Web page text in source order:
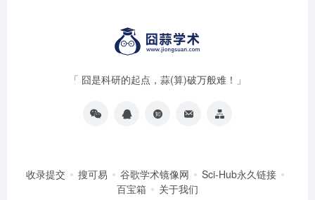
「 囧是科研的起点，蒜(算)破万般难！」
收录提交 搜可易 谷歌学术镜像网
Sci-Hub永久链接
百宝箱
关于我们